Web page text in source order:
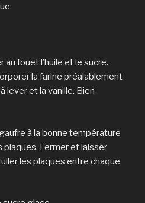
au fouet l’huile et le sucre.
la farine préalablement
lever et la vanille. Bien
à la bonne température
plaques. Fermer et laisser
les plaques entre chaque